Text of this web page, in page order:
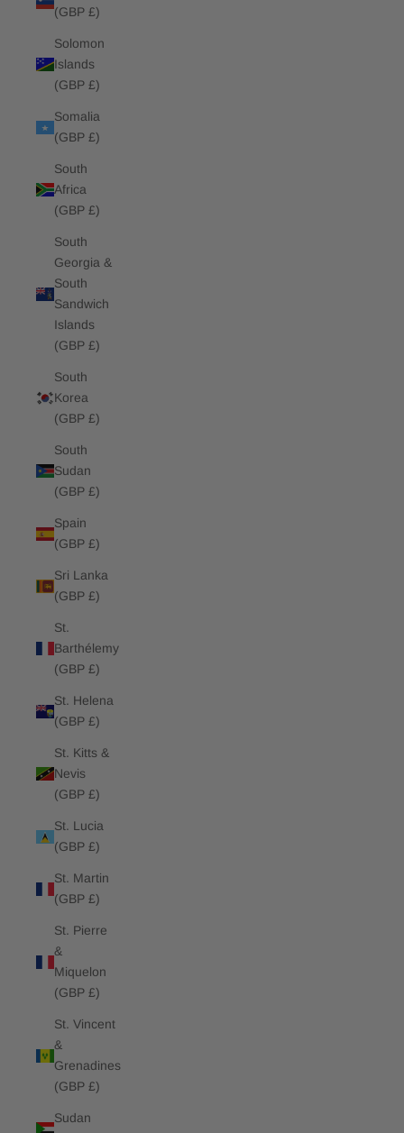
(GBP £)
Solomon
Islands
(GBP £)
Somalia
(GBP £)
South
Africa
(GBP £)
South
Georgia &
South
Sandwich
Islands
(GBP £)
South
Korea
(GBP £)
South
Sudan
(GBP £)
Spain
(GBP £)
Sri Lanka
(GBP £)
St.
Barthélemy
(GBP £)
St. Helena
(GBP £)
St. Kitts &
Nevis
(GBP £)
St. Lucia
(GBP £)
St. Martin
(GBP £)
St. Pierre
&
Miquelon
(GBP £)
St. Vincent
&
Grenadines
(GBP £)
Sudan